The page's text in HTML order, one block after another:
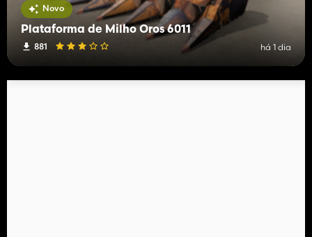
Novo
Plataforma de Milho Oros 6011
881 há 1 dia